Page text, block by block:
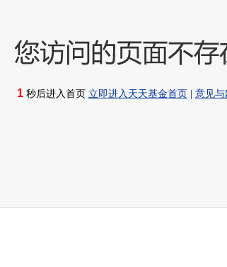
1 秒后进入首页 立即进入天天基金首页 意见与